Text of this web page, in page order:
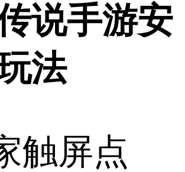
说手游安
法
触屏点